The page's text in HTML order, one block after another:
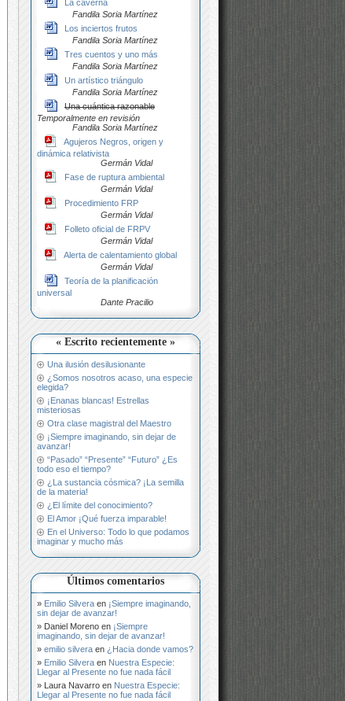
La caverna
Fandila Soria Martínez
Los inciertos frutos
Fandila Soria Martínez
Tres cuentos y uno más
Fandila Soria Martínez
Un artístico triángulo
Fandila Soria Martínez
Una cuántica razonable
Temporalmente en revisión
Fandila Soria Martínez
Agujeros Negros, origen y
dinámica relativista
Germán Vidal
Fase de ruptura ambiental
Germán Vidal
Procedimiento FRP
Germán Vidal
Folleto oficial de FRPV
Germán Vidal
Alerta de calentamiento global
Germán Vidal
Teoría de la planificación
universal
Dante Pracilio
« Escrito recientemente »
Una ilusión desilusionante
¿Somos nosotros acaso, una especie
elegida?
¡Enanas blancas! Estrellas
misteriosas
Otra clase magistral del Maestro
¡Siempre imaginando, sin dejar de
avanzar!
“Pasado” “Presente” “Futuro” ¿Es
todo eso el tiempo?
¿La sustancia cósmica? ¡La semilla
de la materia!
¿El límite del conocimiento?
El Amor ¡Qué fuerza imparable!
En el Universo: Todo lo que podamos
imaginar y mucho más
Últimos comentarios
Emilio Silvera en ¡Siempre imaginando,
sin dejar de avanzar!
Daniel Moreno en ¡Siempre
imaginando, sin dejar de avanzar!
emilio silvera en ¿Hacia donde vamos?
Emilio Silvera en Nuestra Especie:
Llegar al Presente no fue nada fácil
Laura Navarro en Nuestra Especie:
Llegar al Presente no fue nada fácil